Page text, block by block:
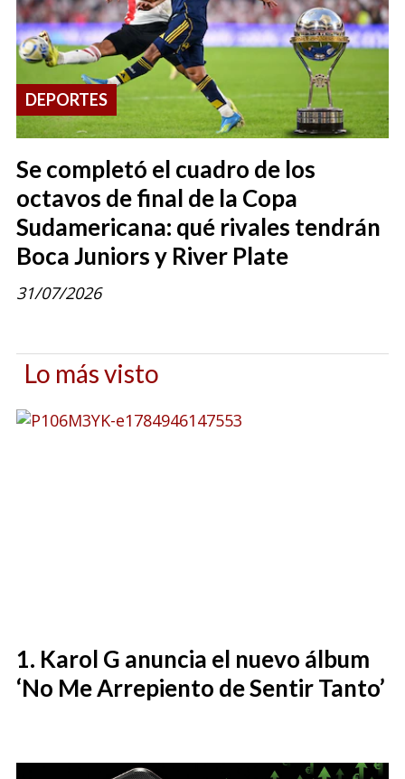
Se completó el cuadro de los
octavos de final de la Copa
Sudamericana: qué rivales tendrán
Boca Juniors y River Plate
DEPORTES
31/07/2026
Lo más visto
Karol G anuncia el nuevo álbum
‘No Me Arrepiento de Sentir Tanto’